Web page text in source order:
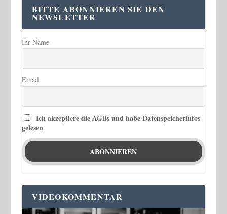
BITTE ABONNIEREN SIE DEN
NEWSLETTER
Ihr Name
Email
Ich akzeptiere die AGBs und habe Datenspeicherinfos
gelesen
VIDEOKOMMENTAR